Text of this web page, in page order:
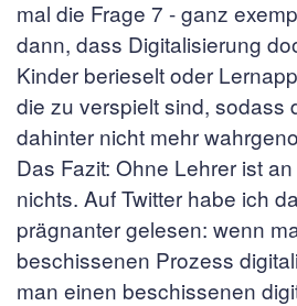
mal die Frage 7 - ganz
dann, dass Digitalisierung
Kinder berieselt oder
die zu verspielt sind, sodass
dahinter nicht mehr
Das Fazit: Ohne Lehrer ist
nichts. Auf Twitter habe ich
prägnanter gelesen: wenn
beschissenen Prozess
man einen beschissenen